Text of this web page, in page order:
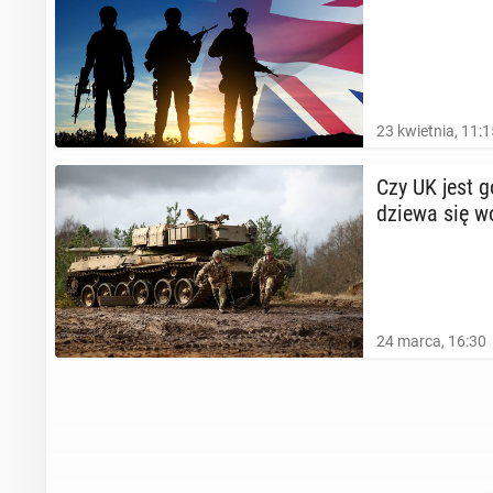
23 kwietnia,
Czy UK jest
dzie­wa się
24 marca, 16:30